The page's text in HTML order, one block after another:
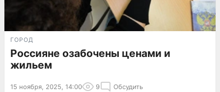
ГОРОД
Россияне озабочены ценами и
жильем
15 ноября, 2025, 14:00 9 Обсудить